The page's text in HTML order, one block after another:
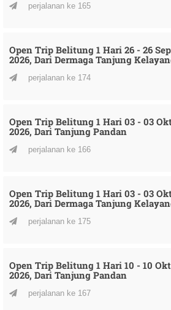
perjalanan ke 165
Open Trip Belitung 1 Hari 26 - 26
2026, Dari Dermaga Tanjung
perjalanan ke 174
Open Trip Belitung 1 Hari 03 - 03
2026, Dari Tanjung Pandan
perjalanan ke 166
Open Trip Belitung 1 Hari 03 - 03
2026, Dari Dermaga Tanjung
perjalanan ke 175
Open Trip Belitung 1 Hari 10 - 10
2026, Dari Tanjung Pandan
perjalanan ke 167